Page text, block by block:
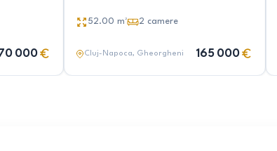
000
52.00 m² 2 camere
Cluj-Napoca, Gheorgheni 165 000